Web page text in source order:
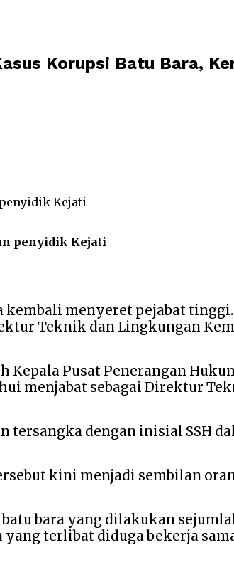
Korupsi Batu Bara,
penyidik Kejati
kembali menyeret pejabat
Teknik dan Lingkungan
Pusat Penerangan
menjabat sebagai Direktur
dengan inisial SSH
kini menjadi sembilan
bara yang dilakukan
terlibat diduga bekerja